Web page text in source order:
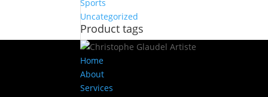
Sports
Uncategorized
Product tags
Home
About
Services